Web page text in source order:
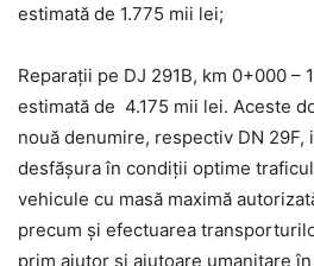
estimată de 1.775 mii lei;
Reparații pe DJ 291B, km 0+000 –
estimată de 4.175 mii lei. Aceste
nouă denumire, respectiv DN 29F,
desfășura în condiții optime
vehicule cu masă maximă
precum și efectuarea
prim ajutor și ajutoare umanitare